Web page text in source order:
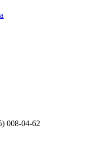
008-04-62